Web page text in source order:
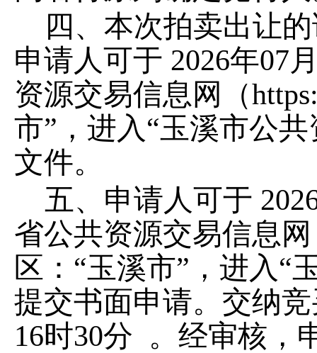
四、本次拍卖出让
申请人可于 2026年07
资源交易信息网（
市” ，进入“玉溪市公
文件。
五、申请人可于
省公共资源交易信息
区： “玉溪市” ，进入“
提交书面申请。交纳
16时30分
。经审核，